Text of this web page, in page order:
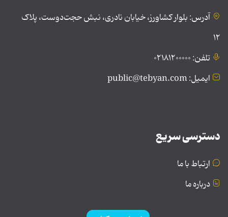
آدرس: بلوار کشاورز، خیابان نادری، نبش حجت‌دوست، پلاک
۱۲
تلفن: ۰۲۱۸۱۲۰۰۰۰۰
ایمیل: public@tebyan.com
دسترسی سریع
ارتباط با ما
درباره ما